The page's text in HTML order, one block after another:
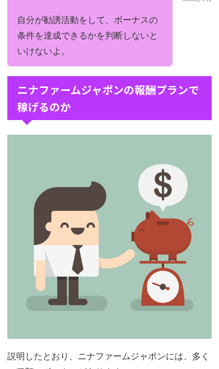
自分が勧誘活動をして、ボーナスの
条件を達成できるかを判断しないと
いけないよ。
ニナファームジャポンの報酬プランで
稼げるのか
説明したとおり、ニナファームジャポンには、多く